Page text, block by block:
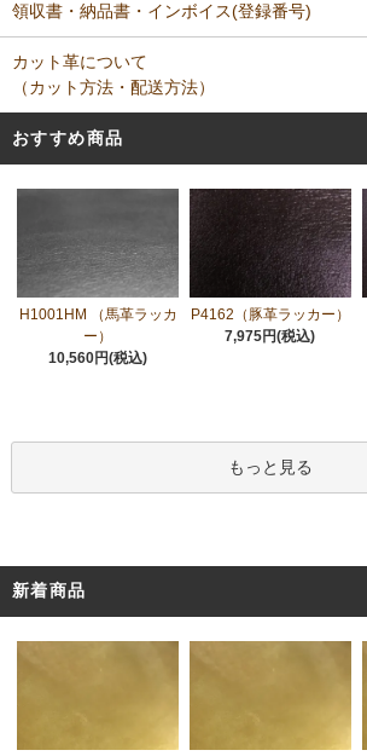
領収書・納品書・インボイス(登録番号)
カット革について
（カット方法・配送方法）
おすすめ商品
H1001HM （馬革ラッカ
ー）
10,560円(税込)
P4162（豚革ラッカー）
7,975円(税込)
もっと見る
新着商品